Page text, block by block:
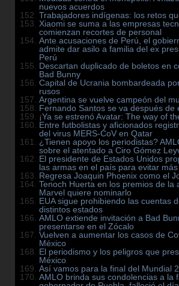
nuevos acuerdos
Trabajadores indígenas: los retos
Xiaomi se suma a las empresas
comienzan recortes de personal
Ante acusaciones de Perú, el
admite dar asilo a familia del ex
Perú
Descartan duplicado de boletos en
Bad Bunny
Capital de Ucrania bombardeada
rusos
Argentina se vuelve campeón del
Fernando Santos se va después de
¡Ya se estrenó Avatar: The way of
Entre futbolistas y aficionados
del virus MERS-CoV en Qatar
¿Tienen apoyo los periodistas?
sobre el atentado a Ciro Gómez
El presidente de Estados Unidos
las armas en el país para evitar
Regresa Joaquin Phoenix como el
Tenoch Huerta en los premios de la
Marvel quiere nominarlo
EUA sigue prohibiendo las cuentas
distintos estados
AMLO extiende invitación a Bad
presentarse en el Zócalo
Vuelven a aumentar los casos de
México
El periodismo y los peligros que
México
Así vamos para la final del Mundial
AMLO brinda sus condolencias a la